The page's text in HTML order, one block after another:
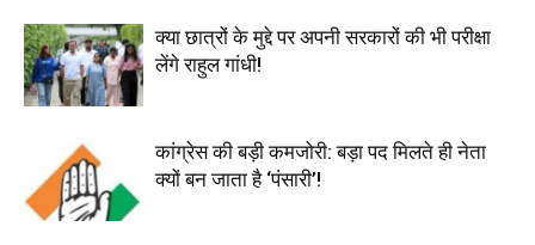
क्या छात्रों के मुद्दे पर अपनी सरकारों की भी परीक्षा
लेंगे राहुल गांधी!
कांग्रेस की बड़ी कमजोरी: बड़ा पद मिलते ही नेता
क्यों बन जाता है ‘पंसारी’!